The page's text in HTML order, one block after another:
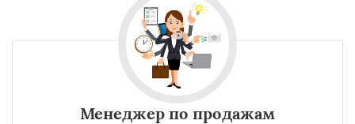
Менеджер по продажам